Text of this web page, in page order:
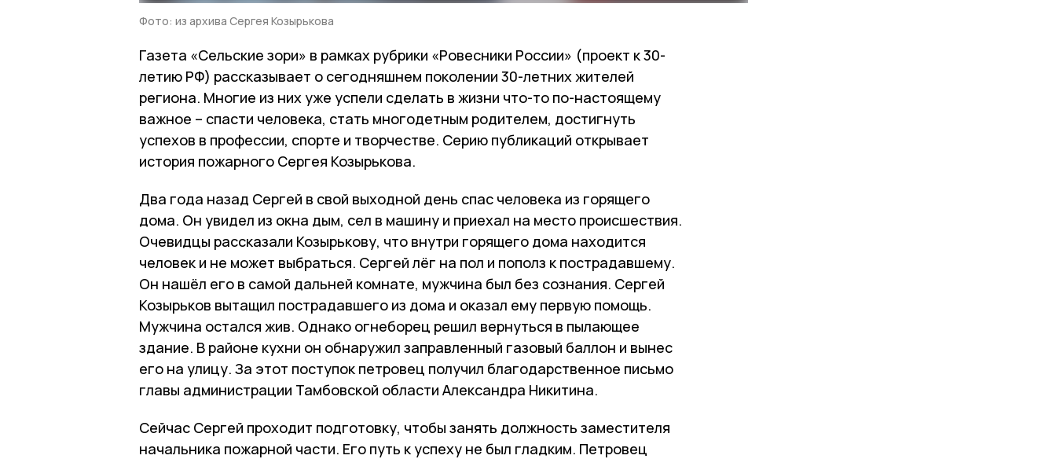
Фото: из архива Сергея Козырькова
Газета «Сельские зори» в рамках рубрики «Ровесники России» (проект к 30-
летию РФ) рассказывает о сегодняшнем поколении 30-летних жителей
региона. Многие из них уже успели сделать в жизни что-то по-настоящему
важное – спасти человека, стать многодетным родителем, достигнуть
успехов в профессии, спорте и творчестве. Серию публикаций открывает
история пожарного Сергея Козырькова.
Два года назад Сергей в свой выходной день спас человека из горящего
дома. Он увидел из окна дым, сел в машину и приехал на место происшествия.
Очевидцы рассказали Козырькову, что внутри горящего дома находится
человек и не может выбраться. Сергей лёг на пол и пополз к пострадавшему.
Он нашёл его в самой дальней комнате, мужчина был без сознания. Сергей
Козырьков вытащил пострадавшего из дома и оказал ему первую помощь.
Мужчина остался жив. Однако огнеборец решил вернуться в пылающее
здание. В районе кухни он обнаружил заправленный газовый баллон и вынес
его на улицу. За этот поступок петровец получил благодарственное письмо
главы администрации Тамбовской области Александра Никитина.
Сейчас Сергей проходит подготовку, чтобы занять должность заместителя
начальника пожарной части. Его путь к успеху не был гладким. Петровец